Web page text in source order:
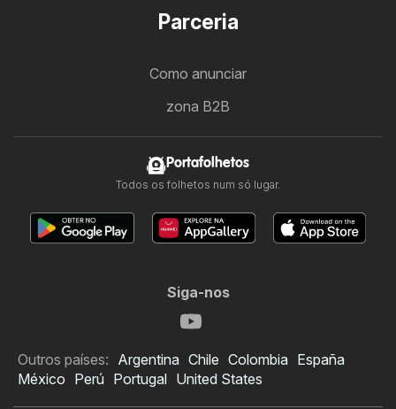
Parceria
Como anunciar
zona B2B
Portafolhetos
Todos os folhetos num só lugar.
Siga-nos
Outros países: Argentina Chile Colombia España
México Perú Portugal United States